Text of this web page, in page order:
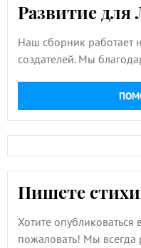
Развитие для
Наш сборник работает
создателей. Мы
Пишете
Хотите
пожаловать! Мы